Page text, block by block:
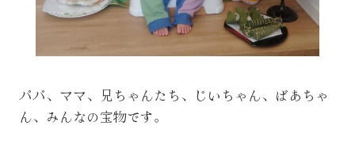
パパ、ママ、兄ちゃんたち、じいちゃん、ばあちゃ
ん、みんなの宝物です。